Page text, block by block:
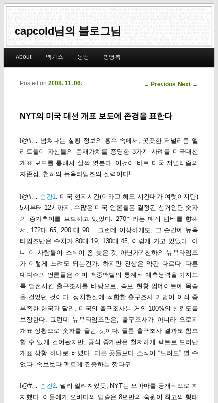
capcold님의 블로그님
Skip to primary content
Skip to secondary content
About 엑기스 몽땅 방명록
Post navigation
← Previous Next →
NYT의 미국 대선 개표 보도에 존경을 표한다
Posted on 2008. 11. 06.
!@#… 넘쳐나는 실황 정보의 홍수 속에서, 꼿꼿한 저널리즘 엘
리트들이 자신들의 존재가치를 증명한 3가지 사례를 미국대선
개표 보도를 통해서 살짝 엿본다. 이것이 바로 미국 저널리즘의
자존심, 천하의 뉴욕타임즈의 실력이다!
!@#… 순간1
. 미국 현지시간(이라고 해도 시간대가 여럿이지만)
5시부터 12시까지. 수많은 미국 언론들은 결정된 선거인단 숫자
의 증가추이를 보도하고 있었다. 270이라는 매직 넘버를 향해
서, 172대 65, 200 대 90… 그런데 이상하게도, 그 순간에 뉴욕
타임즈만은 수치가 80대 19, 130대 45, 이렇게 가고 있었다. 아
니 이 사람들이 소식이 좀 늦은 것 아닌가? 천하의 뉴욕타임즈
가 이렇게 느려도 되는건가. 하지만 진상은 약간 다르다. 다른
대다수의 언론들은 이미 백중백발의 통계적 예측능력을 가지도
록 발전시킨 출구조사를 바탕으로, 속보 현황 업데이트에 목숨
을 걸었던 것이다. 정치현실에 적합한 출구조사 기법이 아직 좀
부족한 한국과 달리, 미국의 출구조사는 거의 100%의 신뢰도를
보장한다. 그런데 뉴욕타임즈만은, 출구조사가 아니라 오로지
개표 상황으로 숫자를 올린 것이다. 물론 출구조사 결과도 참조
할 수 있게 걸어놨지만, 공식 중계판은 철저하게 팩트로 드러난
개표 상황 하나로 버텼다. 다른 곳들보다 소식이 “느려도” 별 수
없다. 속보보다 팩트에 집중하는 깡다구.
!@#… 순간2. 널리 알려져있듯, NYT는 오바마를 공개적으로 지
지했다. 이들에게 오바마의 압승은 8년만의 숙원이 최고의 형태